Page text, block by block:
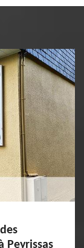
Peyrissas